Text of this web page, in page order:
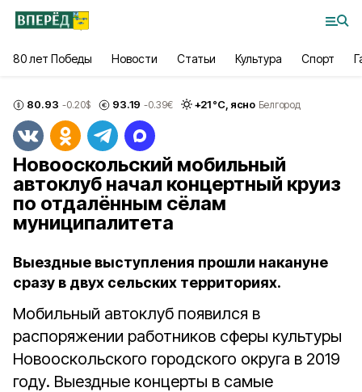
80 лет Победы Новости Статьи Культура Спорт
80.93 -0.20$ 93.19 -0.39€ +21°С, ясно Белгород
Новооскольский мобильный
автоклуб начал концертный круиз
по отдалённым сёлам
муниципалитета
Выездные выступления прошли накануне
сразу в двух сельских территориях.
Мобильный автоклуб появился в
распоряжении работников сферы культуры
Новооскольского городского округа в 2019
году. Выездные концерты в самые